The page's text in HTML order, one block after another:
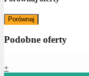
Porównaj
Podobne oferty
+